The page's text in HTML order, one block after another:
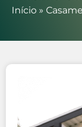
Início »